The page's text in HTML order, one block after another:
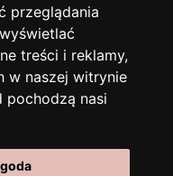
przeglądania
treści i reklamy,
w naszej witrynie
pochodzą nasi
w plenerze!
na to